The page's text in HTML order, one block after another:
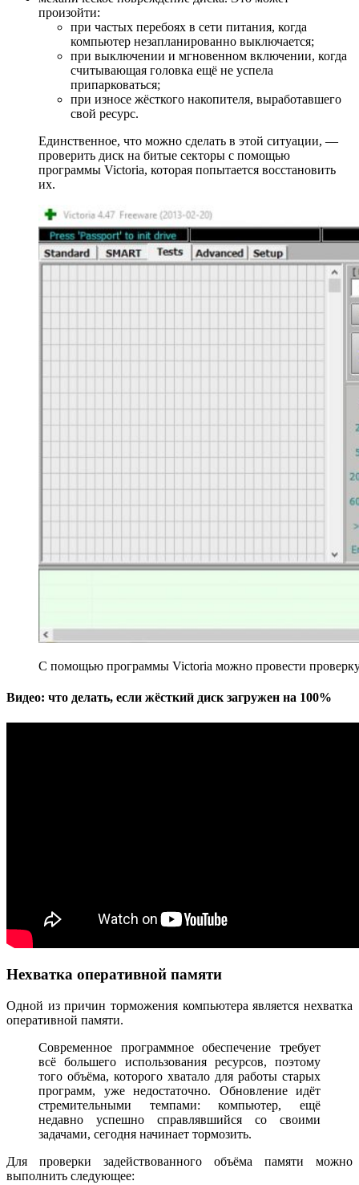
произойти:
при частых перебоях в сети питания, когда
компьютер незапланированно выключается;
при выключении и мгновенном включении, когда
считывающая головка ещё не успела
припарковаться;
при износе жёсткого накопителя, выработавшего
свой ресурс.
Единственное, что можно сделать в этой ситуации, —
проверить диск на битые секторы с помощью
программы Victoria, которая попытается восстановить
их.
С помощью программы Victoria можно провести проверку
Видео: что делать, если жёсткий диск загружен на 100%
Нехватка оперативной памяти
Одной из причин торможения компьютера является нехватка
оперативной памяти.
Современное программное обеспечение требует
всё большего использования ресурсов, поэтому
того объёма, которого хватало для работы старых
программ, уже недостаточно. Обновление идёт
стремительными темпами: компьютер, ещё
недавно успешно справлявшийся со своими
задачами, сегодня начинает тормозить.
Для проверки задействованного объёма памяти можно
выполнить следующее: